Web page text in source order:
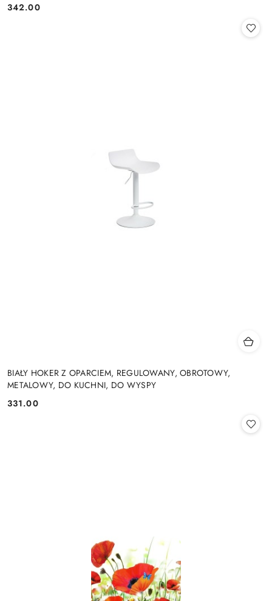
Cena:
342.00
BIAŁY HOKER Z OPARCIEM, REGULOWANY, OBROTOWY,
METALOWY, DO KUCHNI, DO WYSPY
Cena:
331.00